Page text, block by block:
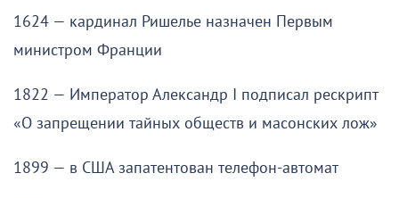
1624 — кардинал Ришелье назначен Первым
министром Франции
1822 — Император Александр I подписал рескрипт
«О запрещении тайных обществ и масонских лож»
1899 — в США запатентован телефон-автомат